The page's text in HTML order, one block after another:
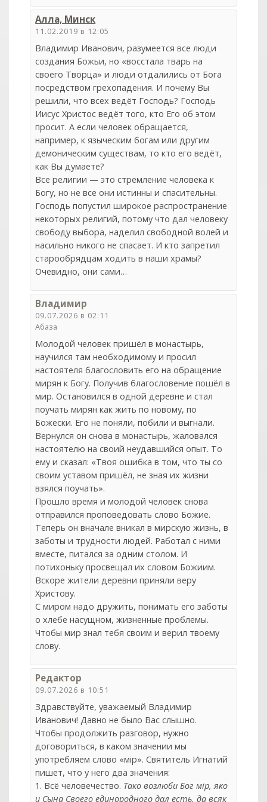
Алла, Минск
11.02.2019 в 12:05
Владимир Иванович, разумеется все люди
создания Божьи, но «восстала тварь на
своего Творца» и люди отдалились от Бога
посредством грехопадения. И почему Вы
решили, что всех ведёт Господь? Господь
Иисус Христос ведёт того, кто Его об этом
просит. А если человек обращается,
например, к языческим богам или другим
демоническим существам, то кто его ведёт,
как Вы думаете?
Все религии — это стремление человека к
Богу, но не все они истинны и спасительны.
Господь попустил широкое распространение
некоторых религий, потому что дал человеку
свободу выбора, наделил свободной волей и
насильно никого не спасает. И кто запретил
старообрядцам ходить в наши храмы?
Очевидно, они сами…
Владимир
09.07.2026 в 02:11
Абаза
Молодой человек пришёл в монастырь,
научился там необходимому и просил
настоятеля благословить его на обращение
мирян к Богу. Получив благословение пошёл в
мир. Остановился в одной деревне и стал
поучать мирян как жить по новому, по
Божески. Его не поняли, побили и выгнали.
Вернулся он снова в монастырь, жаловался
настоятелю на своий неудавшийся опыт. То
ему и сказал: «Твоя ошибка в том, что ты со
своим уставом пришёл, не зная их жизни
взялся поучать».
Прошло время и молодой человек снова
отправился проповедовать слово Божие.
Теперь он вначале вникал в мирскую жизнь, в
заботы и трудности людей. Работал с ними
вместе, питался за одним столом. И
потихоньку просвещал их словом Божиим.
Вскоре жители деревни приняли веру
Христову.
С миром надо дружить, понимать его заботы
о хлебе насущном, жизненные проблемы.
Чтобы мир знал тебя своим и верил твоему
слову.
Редактор
09.07.2026 в 10:51
Здравствуйте, уважаемый Владимир
Иванович! Давно не было Вас слышно.
Чтобы продолжить разговор, нужно
договориться, в каком значении мы
употребляем слово «мiр». Святитель Игнатий
пишет, что у него два значения:
1. Всё человечество. Та­ко воз­лю­би Бог мiр, яко
и Сы­на Сво­е­го еди­но­род­но­го дал есть, да всяк